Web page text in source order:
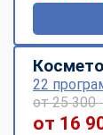
22
от 25 300
от 16